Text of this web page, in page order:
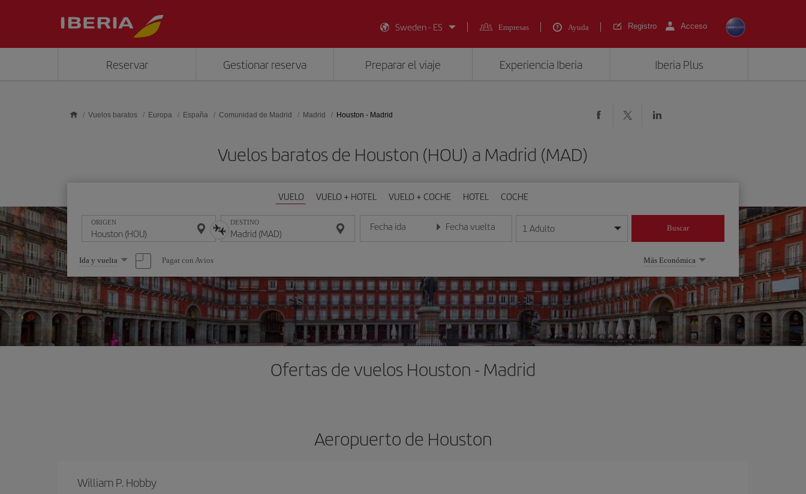
Sweden - ES
Empresas Ayuda Registro Acceso
Reservar Gestionar reserva Preparar el viaje Experiencia Iberia Iberia Plus
Vuelos baratos Europa España Comunidad de Madrid Madrid Houston - Madrid
Vuelos baratos de Houston (HOU) a Madrid (MAD)
VUELO VUELO + HOTEL VUELO + COCHE HOTEL COCHE
ORIGEN DESTINO Fecha ida
Introduce la fecha en formato día/mes/año
Fecha vuelta
Introduce la fecha en formato día/mes/año
1 Adulto Buscar
Seleccione
una
opción
Ida y vuelta Pagar con Avios Más Económica
Ofertas de vuelos Houston - Madrid
Aeropuerto de Houston
William P. Hobby